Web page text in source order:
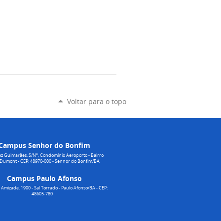
Voltar para o topo
Senhor do Bonfim
Guimarães, S/N°, Condomínio Aeroporto - Bairro
- CEP: 48970-000 - Senhor do Bonfim/BA
Campus Paulo Afonso
1900 - Sal Torrado - Paulo Afonso/BA - CEP:
48605-780